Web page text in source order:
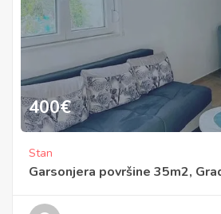
400€
Stan
Garsonjera površine 35m2,